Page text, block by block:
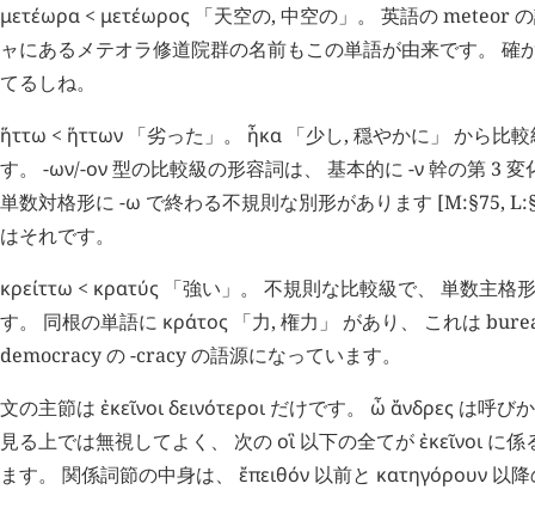
μετέωρα < μετέωρος 「天空の, 中空の」。 英語の meteor
ャにあるメテオラ修道院群の名前もこの単語が由来です。 確
てるしね。
ἥττω < ἥττων 「劣った」。 ἦκα 「少し, 穏やかに」 から比
す。 -ων/-ον型の比較級の形容詞は、 基本的に -ν幹の第 3 変
単数対格形に -ω で終わる不規則な別形があります [M:§75,
はそれです。
κρείττω < κρατύς 「強い」。 不規則な比較級で、 単数主格
す。 同根の単語に κράτος 「力, 権力」 があり、 これは
democracy の -cracy の語源になっています。
文の主節は ἐκεῖνοιδεινότεροι だけです。 ὦ ἄνδρες は呼び
見る上では無視してよく、 次の οἳ 以下の全てがἐκεῖνοι に係
ます。 関係詞節の中身は、 ἔπειθόν 以前と κατηγόρουν 以